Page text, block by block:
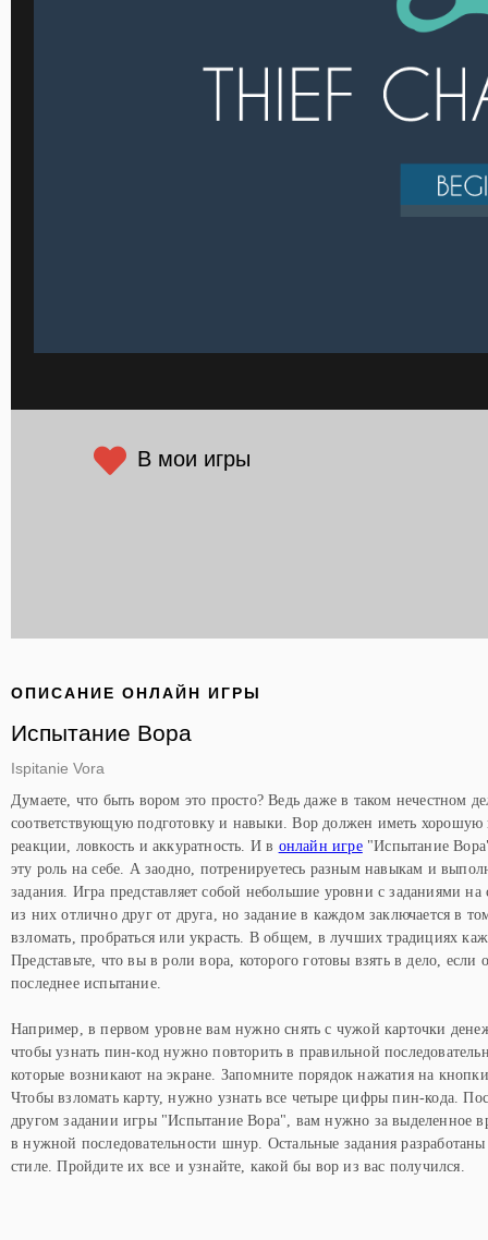
В мои игры
ОПИСАНИЕ ОНЛАЙН ИГРЫ
Испытание Вора
Ispitanie Vora
Думаете, что быть вором это просто? Ведь даже в таком нечестном
соответствующую подготовку и навыки. Вор должен иметь хорошую
реакции, ловкость и аккуратность. И в онлайн игре"Испытание
эту роль на себе. А заодно, потренируетесь разным навыкам и
задания. Игра представляет собой небольшие уровни с заданиями на
из них отлично друг от друга, но задание в каждом заключается в
взломать, пробраться или украсть. В общем, в лучших традициях
Представьте, что вы в роли вора, которого готовы взять в дело, если
последнее испытание.
Например, в первом уровне вам нужно снять с чужой карточки
чтобы узнать пин-код нужно повторить в правильной
которые возникают на экране. Запомните порядок нажатия на
Чтобы взломать карту, нужно узнать все четыре цифры пин-кода.
другом задании игры "Испытание Вора", вам нужно за выделенное
в нужной последовательности шнур. Остальные задания
стиле. Пройдите их все и узнайте, какой бы вор из вас получился.